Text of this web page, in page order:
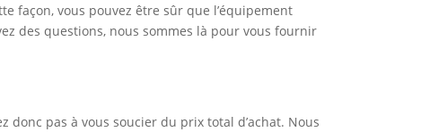
façon, vous pouvez être sûr que l’équipement
des questions, nous sommes là pour vous fournir
donc pas à vous soucier du prix total d’achat. Nous